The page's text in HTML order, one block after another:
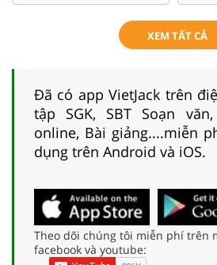
XEM TẤT CẢ
Đã có app VietJack trên
tập SGK, SBT Soạn
online, Bài giảng....miễn
dụng trên Android và iOS.
Theo dõi chúng tôi miễn phí trên
facebook và youtube: